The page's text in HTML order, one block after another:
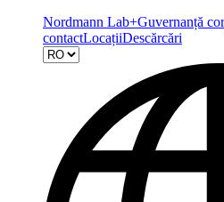
Nordmann Lab+Guvernanță
contactLocațiiDescărcări